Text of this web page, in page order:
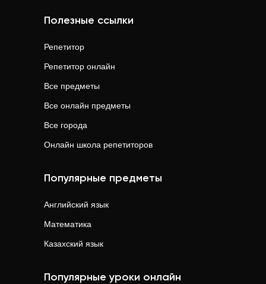
Полезные ссылки
Репетитор
Репетитор онлайн
Все предметы
Все онлайн предметы
Все города
Онлайн школа репетиторов
Популярные предметы
Английский язык
Математика
Казахский язык
Популярные уроки онлайн